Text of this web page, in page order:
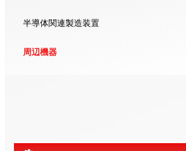
半導体関連製造装置
周辺機器